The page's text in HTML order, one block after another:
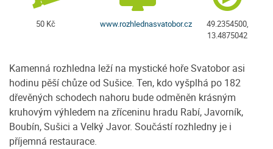
50 Kč www.rozhlednasvatobor.cz
49.2354500,
13.4875042
Kamenná rozhledna leží na mystické hoře Svatobor asi
hodinu pěší chůze od Sušice. Ten, kdo vyšplhá po 182
dřevěných schodech nahoru bude odměněn krásným
kruhovým výhledem na zříceninu hradu Rabí, Javorník,
Boubín, Sušici a Velký Javor. Součástí rozhledny je i
příjemná restaurace.